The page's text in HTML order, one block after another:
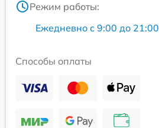
Режим работы:
Ежедневно с 9:00 до 21:00
Способы оплаты